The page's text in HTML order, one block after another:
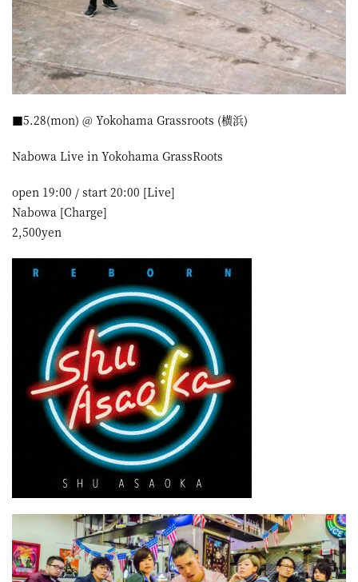
■5.28(mon) @ Yokohama Grassroots (横浜)
Nabowa Live in Yokohama GrassRoots
open 19:00 / start 20:00 [Live]
Nabowa [Charge]
2,500yen